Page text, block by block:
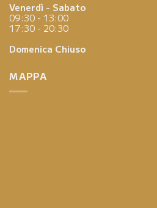
Venerdì - Sabato
09:30 - 13:00
17:30 - 20:30
Domenica Chiuso
MAPPA